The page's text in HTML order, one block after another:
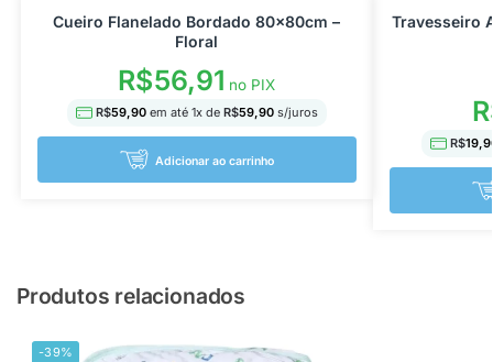
Cueiro Flanelado Bordado 80x80cm –
Floral
R$56,91 no PIX
R$59,90 em até 1x de R$59,90s/juros
Adicionar ao carrinho
Travesseiro
R$
Produtos relacionados
-39%